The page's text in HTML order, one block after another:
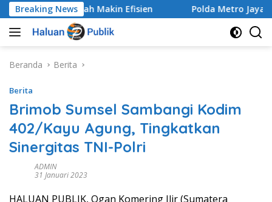
Langsung
ke
konten
Breaking News
Sampah Makin Efisien Polda Metro Jaya Gelar
Beranda Berita
Berita
Brimob Sumsel Sambangi Kodim
402/Kayu Agung, Tingkatkan
Sinergitas TNI-Polri
ADMIN
31 Januari 2023
HALUAN PUBLIK, Ogan Komering Ilir (Sumatera